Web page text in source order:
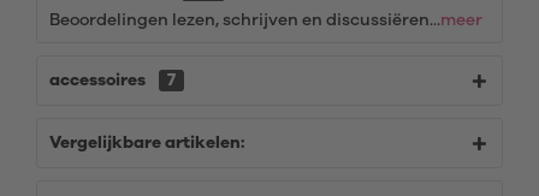
Beoordelingen lezen, schrijven en discussiëren...meer
accessoires 7
Vergelijkbare artikelen: